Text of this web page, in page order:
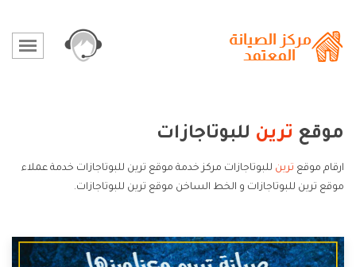
موقع ترين للبوتاجازات
ارقام موقع ترين للبوتاجازات مركز خدمة موقع ترين للبوتاجازات خدمة عملاء
موقع ترين للبوتاجازات و الخط الساخن موقع ترين للبوتاجازات.